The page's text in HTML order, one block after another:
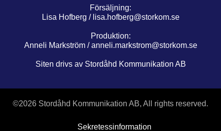
Försäljning:
Lisa Hofberg / lisa.hofberg@storkom.se
Produktion:
Anneli Markström /anneli.markstrom@storkom.se
Siten drivs av Stordåhd Kommunikation AB
©2026 Stordåhd Kommunikation AB, All rights reserved.
Sekretessinformation